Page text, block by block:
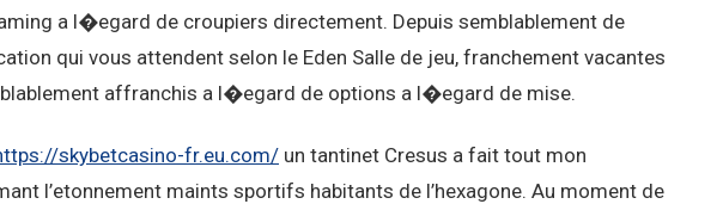
a l�egard de croupiers directement. Depuis semblablement de
qui vous attendent selon le Eden Salle de jeu, franchement vacantes
affranchis a l�egard de options a l�egard de mise.
skybetcasino-fr.eu.com/ un tantinet Cresus a fait tout mon
l’etonnement maints sportifs habitants de l’hexagone. Au moment de